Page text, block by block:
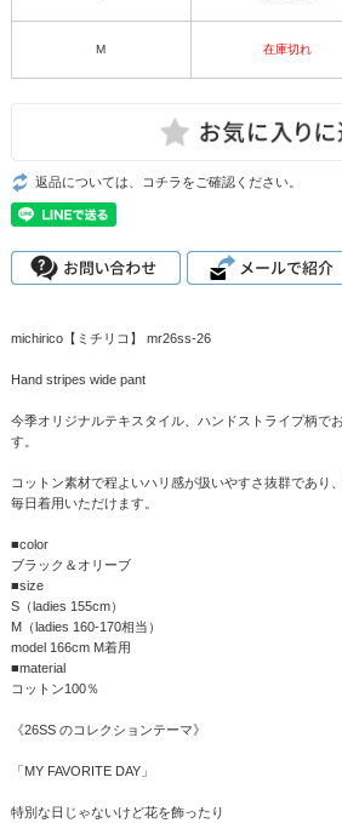
M 在庫切れ
返品については、コチラをご確認ください。
michirico【ミチリコ】 mr26ss-26
Hand stripes wide pant
今季オリジナルテキスタイル、ハンドストライプ柄で
す。
コットン素材で程よいハリ感が扱いやすさ抜群であり
毎日着用いただけます。
■color
ブラック＆オリーブ
■size
S（ladies 155cm）
M（ladies 160-170相当）
model 166cm M着用
■material
コットン100％
《26SS のコレクションテーマ》
「MY FAVORITE DAY」
特別な日じゃないけど花を飾ったり